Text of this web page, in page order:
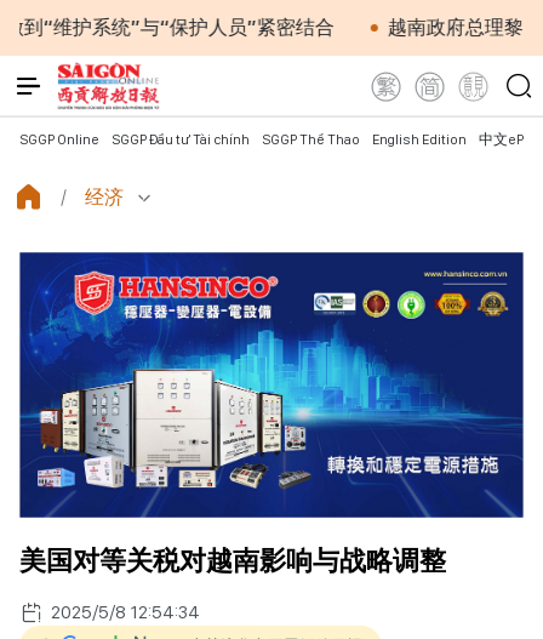
系统”与“保护人员”紧密结合 越南政府总理黎明兴会见
SGGP Online SGGP Đầu tư Tài chính SGGP Thể Thao English Edition 中文
经济
美国对等关税对越南影响与战略调整
2025/5/8 12:54:34